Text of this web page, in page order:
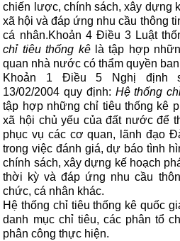
chiến lược, chính sách, xây dựng
xã hội và đáp ứng nhu cầu thông
cá nhân.Khoản 4 Điều 3 Luật
chỉ tiêu thống kêlà tập hợp
quan nhà nước có thẩm quyền
Khoản 1 Điều 5 Nghị định
13/02/2004 quy định: Hệ thống
tập hợp những chỉ tiêu thống kê
xã hội chủ yếu của đất nước để
phục vụ các cơ quan, lãnh đạo
trong việc đánh giá, dự báo tình
chính sách, xây dựng kế hoạch
thời kỳ và đáp ứng nhu cầu
chức, cá nhân khác.
Hệ thống chỉ tiêu thống kê quốc
danh mục chỉ tiêu, các phân tổ
phân công thực hiện.